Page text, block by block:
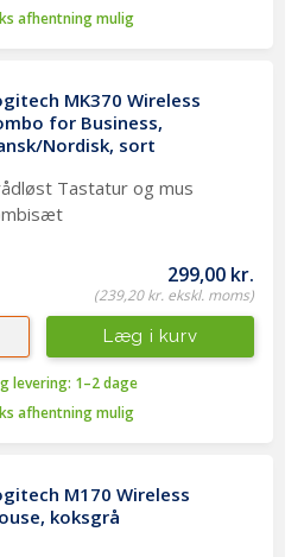
afhentning mulig
MK370 Wireless
for Business,
Nordisk, sort
Tastatur og mus
299,00 kr.
(239,20 kr. ekskl. moms)
levering: 1–2 dage
afhentning mulig
Læg i kurv
M170 Wireless
koksgrå